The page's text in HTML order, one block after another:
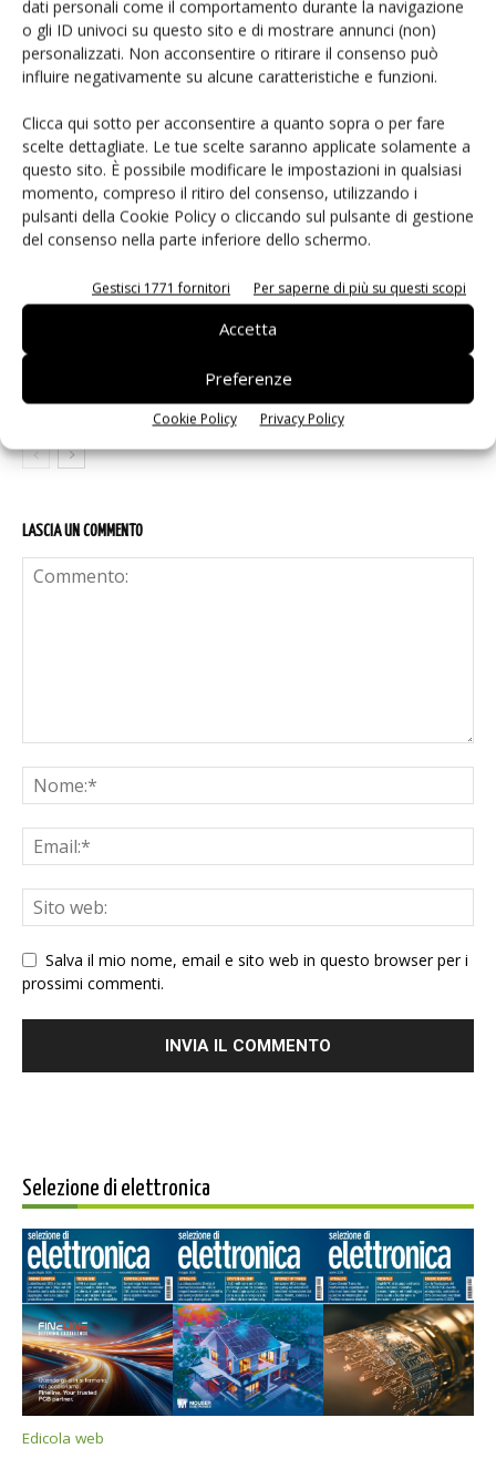
dati personali come il comportamento durante la navigazione
o gli ID univoci su questo sito e di mostrare annunci (non)
personalizzati. Non acconsentire o ritirare il consenso può
influire negativamente su alcune caratteristiche e funzioni.
Clicca qui sotto per acconsentire a quanto sopra o per fare
scelte dettagliate. Le tue scelte saranno applicate solamente a
questo sito. È possibile modificare le impostazioni in qualsiasi
momento, compreso il ritiro del consenso, utilizzando i
pulsanti della Cookie Policy o cliccando sul pulsante di gestione
del consenso nella parte inferiore dello schermo.
Gestisci 1771 fornitori Per saperne di più su questi scopi
Accetta
Preferenze
Cookie Policy Privacy Policy
ARTICOLI CORRELATI ALTRO DALL'AUTORE
eGaN per convertitori DC-DC: EPC
accelera
Microchip lancia il midspan PoE
corrente continua per i data center AI
LASCIA UN COMMENTO
Salva il mio nome, email e sito web in questo browser per i
prossimi commenti.
Selezione di elettronica
Edicola web